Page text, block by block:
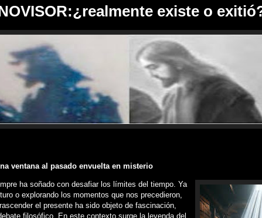
existe o
ventana al pasado envuelta en misterio
ha soñado con desafiar los límites del tiempo. Ya
o explorando los momentos que nos precedieron,
el presente ha sido objeto de fascinación,
filosófico. En este contexto surge la leyenda del